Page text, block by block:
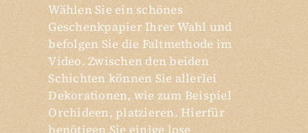
Wählen Sie ein schönes
Geschenkpapier Ihrer Wahl und
befolgen Sie die Faltmethode im
Video. Zwischen den beiden
Schichten können Sie allerlei
Dekorationen, wie zum Beispiel
Orchideen, platzieren. Hierfür
benötigen Sie einige lose